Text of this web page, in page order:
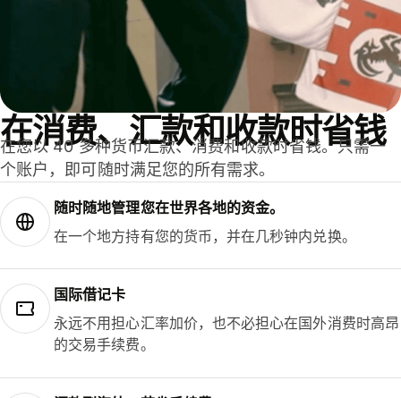
在消费、汇款和收款时省钱
在您以 40 多种货币汇款、消费和收款时省钱。只需一
个账户，即可随时满足您的所有需求。
随时随地管理您在世界各地的资金。
在一个地方持有您的货币，并在几秒钟内兑换。
国际借记卡
永远不用担心汇率加价，也不必担心在国外消费时高昂
的交易手续费。